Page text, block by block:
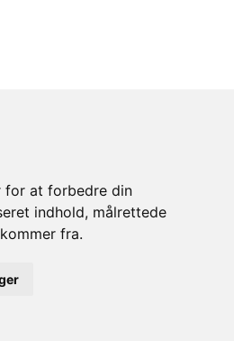
for at forbedre din
indhold, målrettede
fra.